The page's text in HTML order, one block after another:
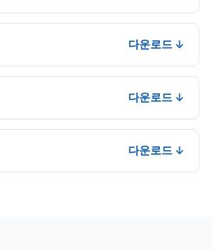
다운로드 ↓
다운로드 ↓
다운로드 ↓